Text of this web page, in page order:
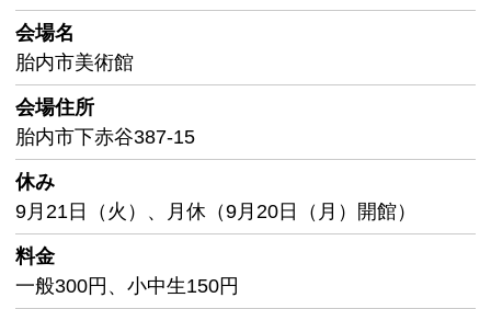
会場名
胎内市美術館
会場住所
胎内市下赤谷387-15
休み
9月21日（火）、月休（9月20日（月）開館）
料金
一般300円、小中生150円